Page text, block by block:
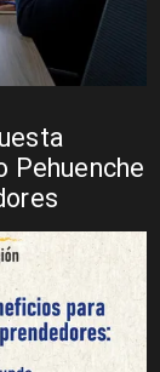
Pehuenche